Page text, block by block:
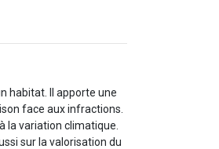
habitat. Il apporte une
face aux infractions.
la variation climatique.
sur la valorisation du